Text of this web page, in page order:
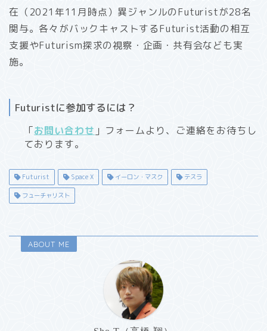
在（2021年11月時点）異ジャンルのFuturistが28名
関与。各々がバックキャストするFuturist活動の相互
支援やFuturism探求の視察・企画・共有会なども実
施。
Futuristに参加するには？
「お問い合わせ 」フォームより、ご連絡をお待ちし
ております。
Futurist Space X イーロン・マスク テスラ
フューチャリスト
ABOUT ME